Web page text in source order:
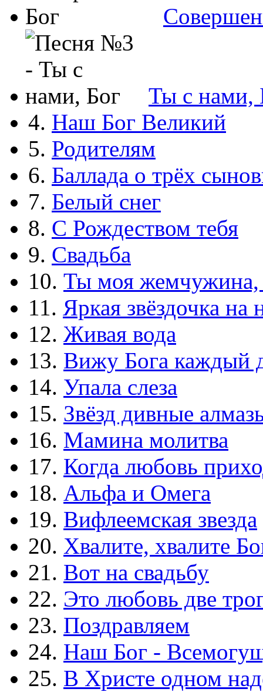
Ты с нами,
4. Наш Бог Великий
5. Родителям
6. Баллада о трёх
7. Белый снег
8. С Рождеством тебя
9. Свадьба
10. Ты моя жемчужина,
11. Яркая звёздочка на
12. Живая вода
13. Вижу Бога каждый
14. Упала слеза
15. Звёзд дивные
16. Мамина молитва
17. Когда любовь
18. Альфа и Омега
19. Вифлеемская звезда
20. Хвалите, хвалите
21. Вот на свадьбу
22. Это любовь две
23. Поздравляем
24. Наш Бог -
25. В Христе одном